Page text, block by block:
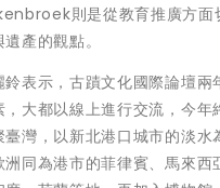
則是從教育推廣方面
產的觀點。
表示，古蹟文化國際論壇兩
大都以線上進行交流，今年
灣，以新北港口城市的淡水
同為港市的菲律賓、馬來西